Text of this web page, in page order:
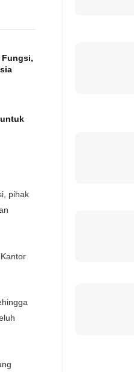
Fungsi,
pihak